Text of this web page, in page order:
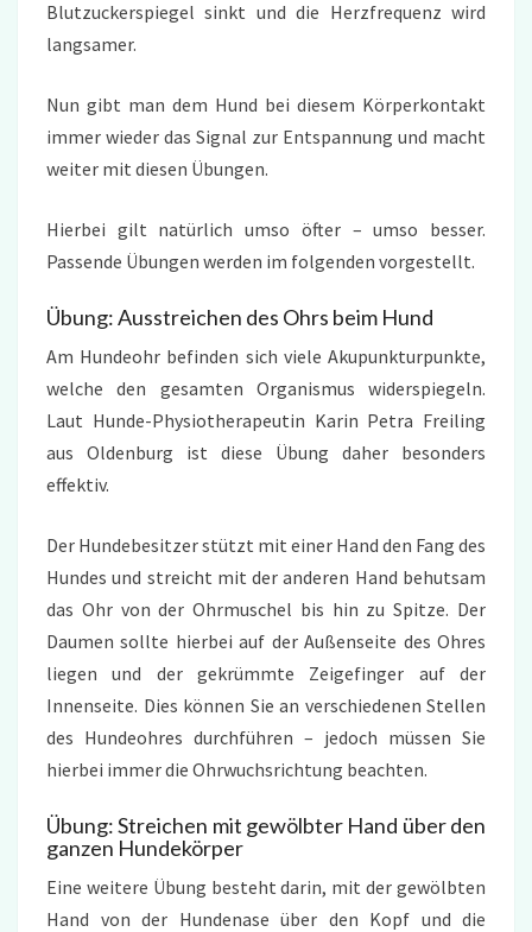
Blutzuckerspiegel sinkt und die Herzfrequenz wird
langsamer.
Nun gibt man dem Hund bei diesem Körperkontakt
immer wieder das Signal zur Entspannung und macht
weiter mit diesen Übungen.
Hierbei gilt natürlich umso öfter – umso besser.
Passende Übungen werden im folgenden vorgestellt.
Übung: Ausstreichen des Ohrs beim Hund
Am Hundeohr befinden sich viele Akupunkturpunkte,
welche den gesamten Organismus widerspiegeln.
Laut Hunde-Physiotherapeutin Karin Petra Freiling
aus Oldenburg ist diese Übung daher besonders
effektiv.
Der Hundebesitzer stützt mit einer Hand den Fang des
Hundes und streicht mit der anderen Hand behutsam
das Ohr von der Ohrmuschel bis hin zu Spitze. Der
Daumen sollte hierbei auf der Außenseite des Ohres
liegen und der gekrümmte Zeigefinger auf der
Innenseite. Dies können Sie an verschiedenen Stellen
des Hundeohres durchführen – jedoch müssen Sie
hierbei immer die Ohrwuchsrichtung beachten.
Übung: Streichen mit gewölbter Hand über den
ganzen Hundekörper
Eine weitere Übung besteht darin, mit der gewölbten
Hand von der Hundenase über den Kopf und die